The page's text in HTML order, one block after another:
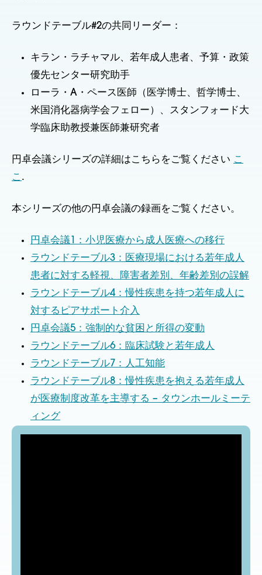
ラウンドテーブル#2の共同リーダー：
キラン・ラチャマル、若年成人患者、予算・政策
優先センター研究助手
ローラ・A・ペース医師（医学博士、哲学博士、
米国消化器病学会フェロー）、スタンフォード大
学臨床助教授兼医師兼研究者
円卓会議シリーズの詳細はこちらをご覧ください こ
こ .
本シリーズの他の円卓会議の録画をご覧ください。
円卓会議1：小児医療から成人医療への移行
ラウンドテーブル3：医療現場における若年成人
患者に対する軽視、障害者差別、年齢差別の誤解
ラウンドテーブル4：慢性疾患を持つ若年成人に
対するピアサポート介入
円卓会議5：強制的な貧困と所得の変動
ラウンドテーブル6：臨床試験と若年成人
ラウンドテーブル7：人工知能
ラウンドテーブル8：慢性疾患を抱える若年成人
が医療制度改革を主導する – タウンホールミーテ
ィング